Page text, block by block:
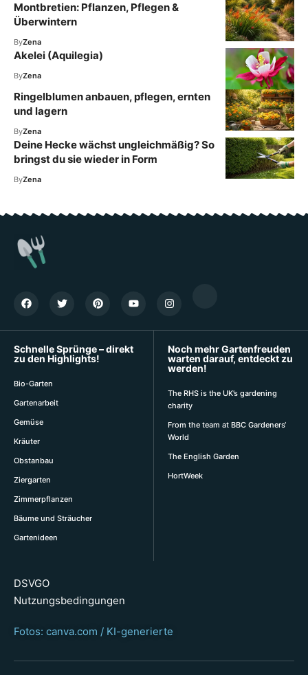
Montbretien: Pflanzen, Pflegen &
Überwintern
ByZena
Akelei (Aquilegia)
ByZena
Ringelblumen anbauen, pflegen, ernten
und lagern
ByZena
Deine Hecke wächst ungleichmäßig? So
bringst du sie wieder in Form
ByZena
Schnelle Sprünge – direkt
zu den Highlights!
Bio-Garten
Gartenarbeit
Gemüse
Kräuter
Obstanbau
Ziergarten
Zimmerpflanzen
Bäume und Sträucher
Gartenideen
Noch mehr Gartenfreuden
warten darauf, entdeckt zu
werden!
The RHS is the UK’s gardening
charity
From the team at BBC Gardeners‘
World
The English Garden
HortWeek
DSVGO
Nutzungsbedingungen
Fotos: canva.com / KI-generierte